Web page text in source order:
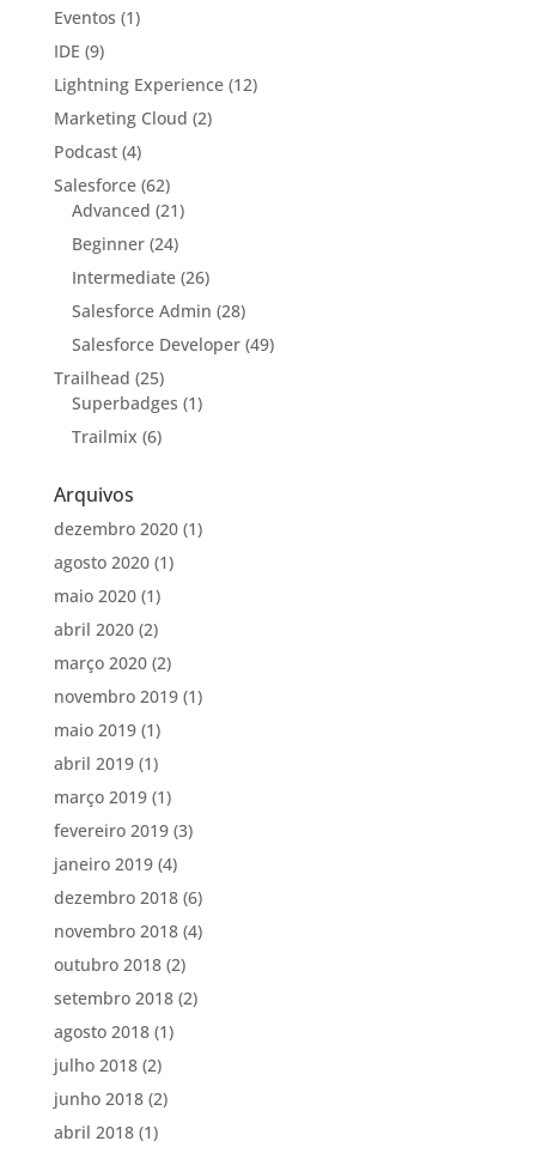
Eventos (1)
IDE (9)
Lightning Experience(12)
Marketing Cloud (2)
Podcast(4)
Salesforce(62)
Advanced (21)
Beginner(24)
Intermediate(26)
Salesforce Admin (28)
Salesforce Developer(49)
Trailhead (25)
Superbadges (1)
Trailmix (6)
Arquivos
dezembro 2020(1)
agosto 2020(1)
maio 2020(1)
abril 2020(2)
março 2020(2)
novembro 2019(1)
maio 2019(1)
abril 2019(1)
março 2019(1)
fevereiro 2019(3)
janeiro 2019(4)
dezembro 2018(6)
novembro 2018(4)
outubro 2018(2)
setembro 2018(2)
agosto 2018(1)
julho 2018(2)
junho 2018(2)
abril 2018(1)